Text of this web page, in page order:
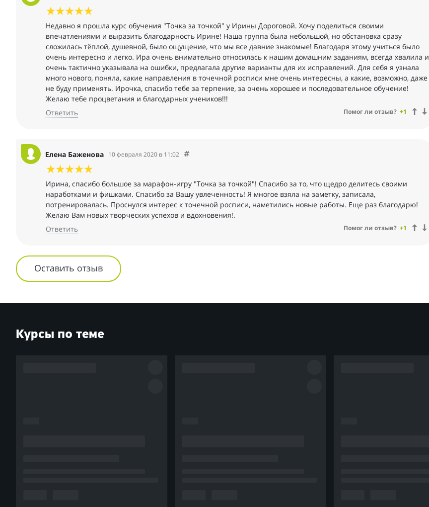
Недавно я прошла курс обучения "Точка за точкой" у Ирины Дороговой. Хочу поделиться своими
впечатлениями и выразить благодарность Ирине! Наша группа была небольшой, но обстановка сразу
сложилась тёплой, душевной, было ощущение, что мы все давние знакомые! Благодаря этому учиться было
очень интересно и легко. Ира очень внимательно относилась к нашим домашним заданиям, всегда хвалила и
очень тактично указывала на ошибки, предлагала другие варианты для их исправлений. Для себя я узнала
много нового, поняла, какие направления в точечной росписи мне очень интересны, а какие, возможно, даже
не буду применять. Ирочка, спасибо тебе за терпение, за очень хорошее и последовательное обучение!
Желаю тебе процветания и благодарных учеников!!!
Ответить
Помог ли отзыв? +1
Елена Баженова 10 февраля 2020 в 11:02
Ирина, спасибо большое за марафон-игру "Точка за точкой"! Спасибо за то, что щедро делитесь своими
наработками и фишками. Спасибо за Вашу увлеченность! Я многое взяла на заметку, записала,
потренировалась. Проснулся интерес к точечной росписи, наметились новые работы. Еще раз благодарю!
Желаю Вам новых творческих успехов и вдохновения!.
Ответить
Помог ли отзыв? +1
Оставить отзыв
Курсы по теме